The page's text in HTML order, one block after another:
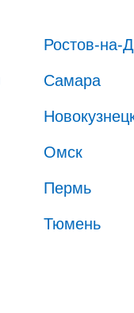
Ростов-на-
Самара
Омск
Пермь
Тюмень